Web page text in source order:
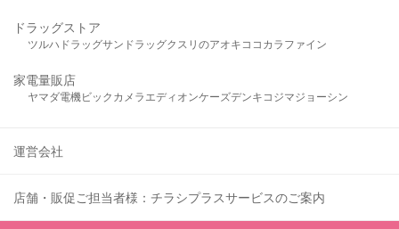
ドラッグストア
ツルハドラッグサンドラッグクスリのアオキ ココカラファイン
家電量販店
ヤマダ電機ビックカメラ エディオンケーズデンキ コジマジョーシン
運営会社
店舗・販促ご担当者様：チラシプラスサービスのご案内